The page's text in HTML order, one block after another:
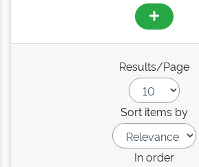
Results/Page
Sort items by
In order